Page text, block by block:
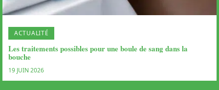
ACTUALITÉ
Les traitements possibles pour une boule de sang dans la
bouche
19 JUIN 2026